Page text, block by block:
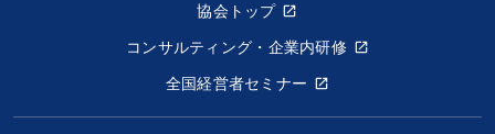
協会トップ
コンサルティング・企業内研修
全国経営者セミナー